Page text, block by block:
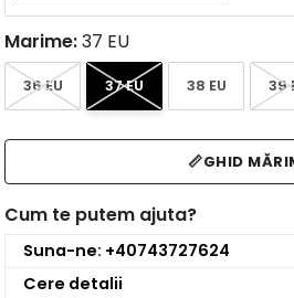
Marime:37 EU
36 EU 37 EU 38 EU 39
📏GHID
Cum te putem ajuta?
Suna-ne: +40743727624
Cere detalii